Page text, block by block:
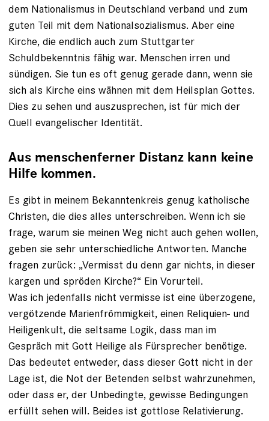
dem Nationalismus in Deutschland verband und zum
guten Teil mit dem Nationalsozialismus. Aber eine
Kirche, die endlich auch zum Stuttgarter
Schuldbekenntnis fähig war. Menschen irren und
sündigen. Sie tun es oft genug gerade dann, wenn sie
sich als ­Kirche eins wähnen mit dem Heilsplan Gottes.
Dies zu sehen und auszusprechen, ist für mich der
Quell evangelischer Identität.
Aus menschenferner Distanz kann keine
Hilfe kommen.
Es gibt in meinem Bekanntenkreis genug katholische
Christen, die dies alles unterschreiben. Wenn ich sie
frage, warum sie meinen Weg nicht auch gehen wollen,
geben sie sehr unterschiedliche Antworten. Manche
fragen zurück: „Vermisst du denn gar nichts, in dieser
kargen und spröden ­Kirche?“ Ein Vorurteil.
Was ich jedenfalls nicht vermisse ist eine überzogene,
ver­götzende Marienfrömmigkeit, einen Reliquien- und
Heiligenkult, die seltsame Logik, dass man im
Gespräch mit Gott Heilige als Fürsprecher benötige.
Das bedeutet entweder, dass dieser Gott nicht in der
Lage ist, die Not der Betenden selbst wahrzunehmen,
oder dass er, der Unbedingte, gewisse Bedingungen
erfüllt sehen will. Beides ist gottlose Relativierung.